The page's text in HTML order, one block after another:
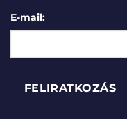
E-mail: